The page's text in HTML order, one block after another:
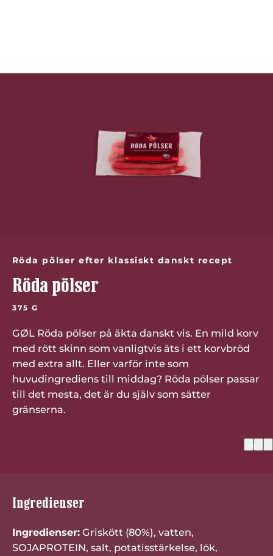
Röda pölser efter klassiskt danskt recept
Röda pölser
375 G
GØL Röda pölser på äkta danskt vis. En mild korv
med rött skinn som vanligtvis äts i ett korvbröd
med extra allt. Eller varför inte som
huvudingrediens till middag? Röda pölser passar
till det mesta, det är du själv som sätter
gränserna.
(6)
Ingredienser
Ingredienser:Griskött (80%), vatten,
SOJAPROTEIN, salt, potatisstärkelse, lök,